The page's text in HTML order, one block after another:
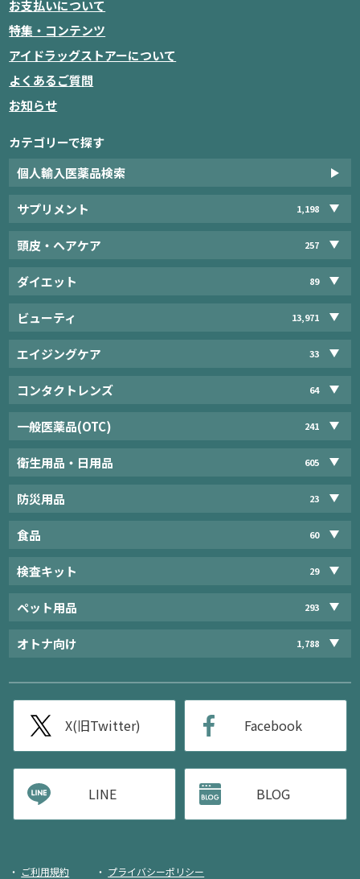
お支払いについて
特集・コンテンツ
アイドラッグストアーについて
よくあるご質問
お知らせ
カテゴリーで探す
個人輸入医薬品検索
サプリメント 1,198
頭皮・ヘアケア 257
ダイエット 89
ビューティ 13,971
エイジングケア 33
コンタクトレンズ 64
一般医薬品(OTC) 241
衛生用品・日用品 605
防災用品 23
食品 60
検査キット 29
ペット用品 293
オトナ向け 1,788
X(旧Twitter) Facebook
LINE BLOG
ご利用規約 プライバシーポリシー